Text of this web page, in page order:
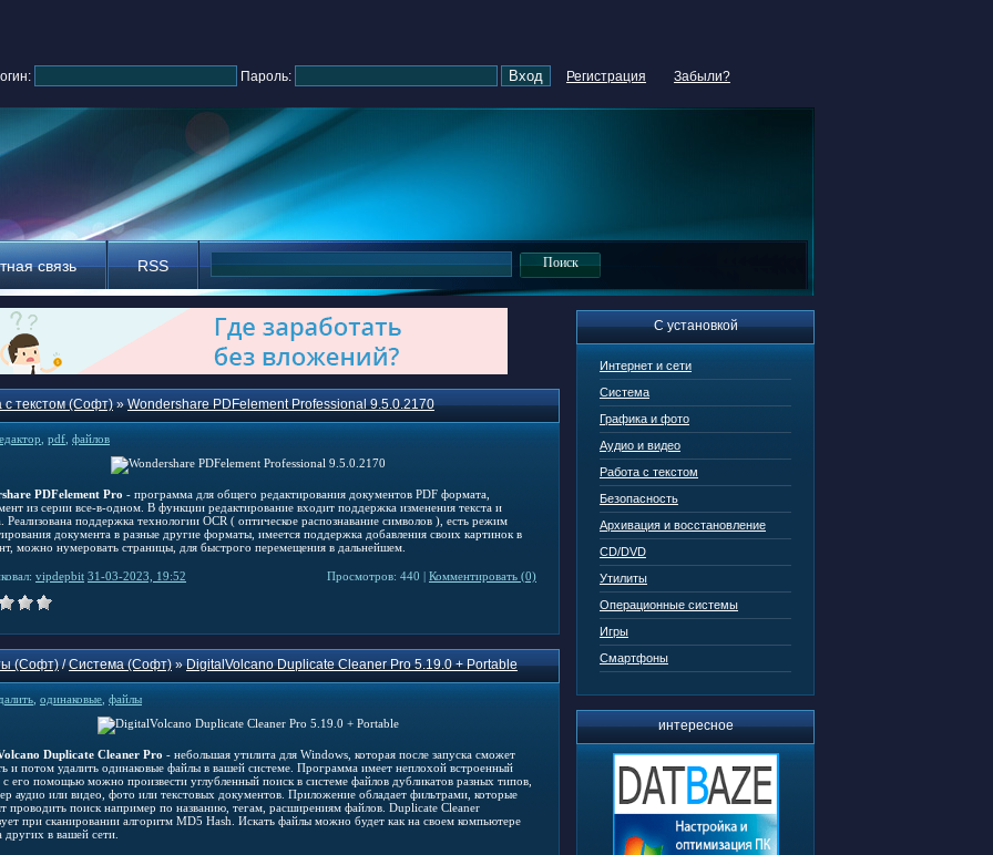
Пароль: Регистрация Забыли?
связь RSS
С установкой
Интернет и сети
Система
Графика и фото
Аудио и видео
Работа с текстом
Безопасность
Архивация и восстановление
CD/DVD
Утилиты
Операционные системы
Игры
Смартфоны
интересное
с текстом (Софт)»Wondershare PDFelement Professional 9.5.0.2170
pdf файлов
PDFelement Pro - программа для общего редактирования документов PDF формата,
из серии все-в-одном. В функции редактирование входит поддержка изменения текста и
Реализована поддержка технологии OCR ( оптическое распознавание символов ), есть режим
документа в разные другие форматы, имеется поддержка добавления своих картинок в
можно нумеровать страницы, для быстрого перемещения в дальнейшем.
vipdepbit 31-03-2023, 19:52 Просмотров: 440 | Комментировать (0)
(Софт)/Система (Софт)»DigitalVolcano Duplicate Cleaner Pro 5.19.0 + Portable
одинаковые файлы
Duplicate Cleaner Pro - небольшая утилита для Windows, которая после запуска сможет
и потом удалить одинаковые файлы в вашей системе. Программа имеет неплохой встроенный
с его помощью можно произвести углубленный поиск в системе файлов дубликатов разных типов,
аудио или видео, фото или текстовых документов. Приложение обладает фильтрами, которые
проводить поиск например по названию, тегам, расширениям файлов. Duplicate Cleaner
при сканировании алгоритм MD5 Hash. Искать файлы можно будет как на своем компьютере
других в вашей сети.